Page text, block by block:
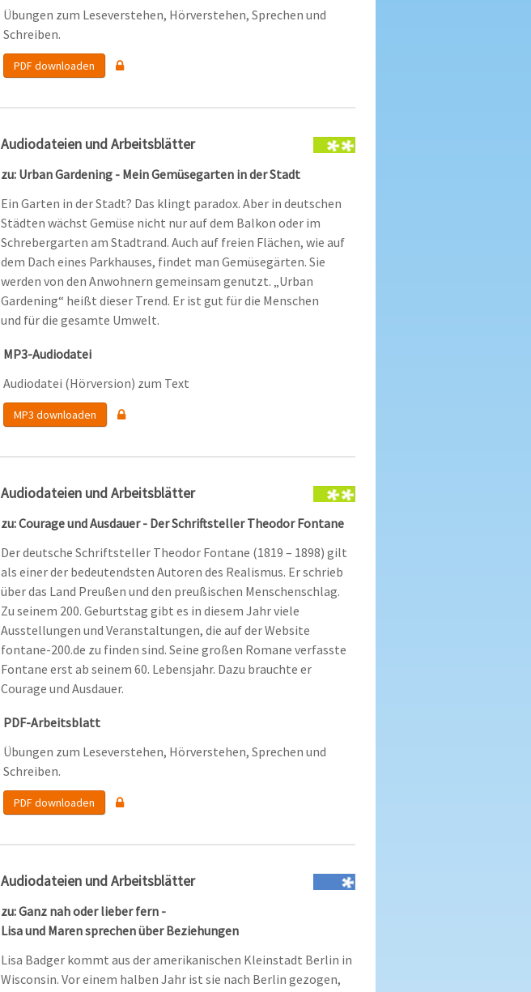
Übungen zum Leseverstehen, Hörverstehen, Sprechen und
Schreiben.
PDF downloaden
Audiodateien und Arbeitsblätter
zu: Urban Gardening - Mein Gemüsegarten in der Stadt
Ein Garten in der Stadt? Das klingt paradox. Aber in deutschen
Städten wächst Gemüse nicht nur auf dem Balkon oder im
Schrebergarten am Stadtrand. Auch auf freien Flächen, wie auf
dem Dach eines Parkhauses, findet man Gemüsegärten. Sie
werden von den Anwohnern gemeinsam genutzt. „Urban
Gardening“ heißt dieser Trend. Er ist gut für die Menschen
und für die gesamte Umwelt.
MP3-Audiodatei
Audiodatei (Hörversion) zum Text
MP3 downloaden
Audiodateien und Arbeitsblätter
zu: Courage und Ausdauer - Der Schriftsteller Theodor Fontane
Der deutsche Schriftsteller Theodor Fontane (1819 – 1898) gilt
als einer der bedeutendsten Autoren des Realismus. Er schrieb
über das Land Preußen und den preußischen Menschenschlag.
Zu seinem 200. Geburtstag gibt es in diesem Jahr viele
Ausstellungen und Veranstaltungen, die auf der Website
fontane-200.de zu finden sind. Seine großen Romane verfasste
Fontane erst ab seinem 60. Lebensjahr. Dazu brauchte er
Courage und Ausdauer.
PDF-Arbeitsblatt
Übungen zum Leseverstehen, Hörverstehen, Sprechen und
Schreiben.
PDF downloaden
Audiodateien und Arbeitsblätter
zu: Ganz nah oder lieber fern -
Lisa und Maren sprechen über Beziehungen
Lisa Badger kommt aus der amerikanischen Kleinstadt Berlin in
Wisconsin. Vor einem halben Jahr ist sie nach Berlin gezogen,